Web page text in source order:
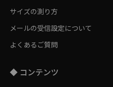
サイズの測り方
メールの受信設定について
よくあるご質問
◆ コンテンツ